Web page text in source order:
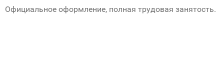
Официальное оформление, полная трудовая занятость.